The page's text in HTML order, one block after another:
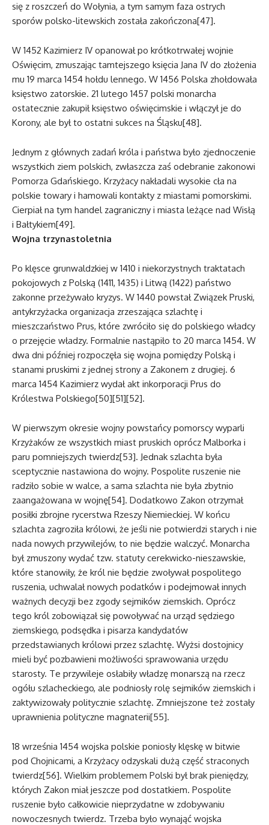
się z roszczeń do Wołynia, a tym samym faza ostrych
sporów polsko-litewskich została zakończona[47].
W 1452 Kazimierz IV opanował po krótkotrwałej wojnie
Oświęcim, zmuszając tamtejszego księcia Jana IV do złożenia
mu 19 marca 1454 hołdu lennego. W 1456 Polska zhołdowała
księstwo zatorskie. 21 lutego 1457 polski monarcha
ostatecznie zakupił księstwo oświęcimskie i włączył je do
Korony, ale był to ostatni sukces na Śląsku[48].
Jednym z głównych zadań króla i państwa było zjednoczenie
wszystkich ziem polskich, zwłaszcza zaś odebranie zakonowi
Pomorza Gdańskiego. Krzyżacy nakładali wysokie cła na
polskie towary i hamowali kontakty z miastami pomorskimi.
Cierpiał na tym handel zagraniczny i miasta leżące nad Wisłą
i Bałtykiem[49].
Wojna trzynastoletnia
Po klęsce grunwaldzkiej w 1410 i niekorzystnych traktatach
pokojowych z Polską (1411, 1435) i Litwą (1422) państwo
zakonne przeżywało kryzys. W 1440 powstał Związek Pruski,
antykrzyżacka organizacja zrzeszająca szlachtę i
mieszczaństwo Prus, które zwróciło się do polskiego władcy
o przejęcie władzy. Formalnie nastąpiło to 20 marca 1454. W
dwa dni później rozpoczęła się wojna pomiędzy Polską i
stanami pruskimi z jednej strony a Zakonem z drugiej. 6
marca 1454 Kazimierz wydał akt inkorporacji Prus do
Królestwa Polskiego[50][51][52].
W pierwszym okresie wojny powstańcy pomorscy wyparli
Krzyżaków ze wszystkich miast pruskich oprócz Malborka i
paru pomniejszych twierdz[53]. Jednak szlachta była
sceptycznie nastawiona do wojny. Pospolite ruszenie nie
radziło sobie w walce, a sama szlachta nie była zbytnio
zaangażowana w wojnę[54]. Dodatkowo Zakon otrzymał
posiłki zbrojne rycerstwa Rzeszy Niemieckiej. W końcu
szlachta zagroziła królowi, że jeśli nie potwierdzi starych i nie
nada nowych przywilejów, to nie będzie walczyć. Monarcha
był zmuszony wydać tzw. statuty cerekwicko-nieszawskie,
które stanowiły, że król nie będzie zwoływał pospolitego
ruszenia, uchwalał nowych podatków i podejmował innych
ważnych decyzji bez zgody sejmików ziemskich. Oprócz
tego król zobowiązał się powoływać na urząd sędziego
ziemskiego, podsędka i pisarza kandydatów
przedstawianych królowi przez szlachtę. Wyżsi dostojnicy
mieli być pozbawieni możliwości sprawowania urzędu
starosty. Te przywileje osłabiły władzę monarszą na rzecz
ogółu szlacheckiego, ale podniosły rolę sejmików ziemskich i
zaktywizowały politycznie szlachtę. Zmniejszone też zostały
uprawnienia polityczne magnaterii[55].
18 września 1454 wojska polskie poniosły klęskę w bitwie
pod Chojnicami, a Krzyżacy odzyskali dużą część straconych
twierdz[56]. Wielkim problemem Polski był brak pieniędzy,
których Zakon miał jeszcze pod dostatkiem. Pospolite
ruszenie było całkowicie nieprzydatne w zdobywaniu
nowoczesnych twierdz. Trzeba było wynająć wojska